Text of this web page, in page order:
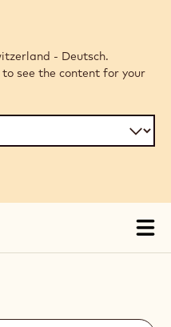
- Deutsch.
see the content for your